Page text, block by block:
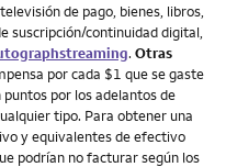
de pago, bienes, libros,
suscripción/continuidad digital,
. Otras
por cada $1 que se gaste
por los adelantos de
tipo. Para obtener una
y equivalentes de efectivo
podrían no facturar según los